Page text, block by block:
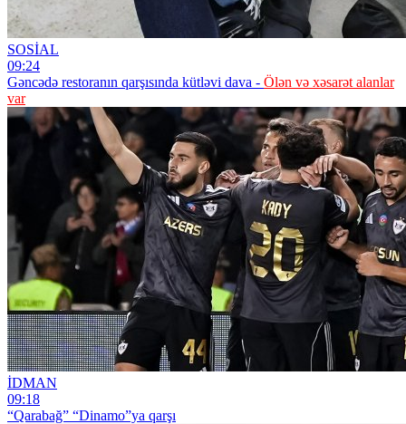
SOSİAL
09:24
Gəncədə restoranın qarşısında kütləvi dava - Ölən və xəsarət alanlar
var
İDMAN
09:18
“Qarabağ” “Dinamo”ya qarşı